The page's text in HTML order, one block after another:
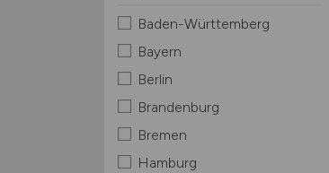
Baden-Württemberg
Bayern
Berlin
Brandenburg
Bremen
Hamburg